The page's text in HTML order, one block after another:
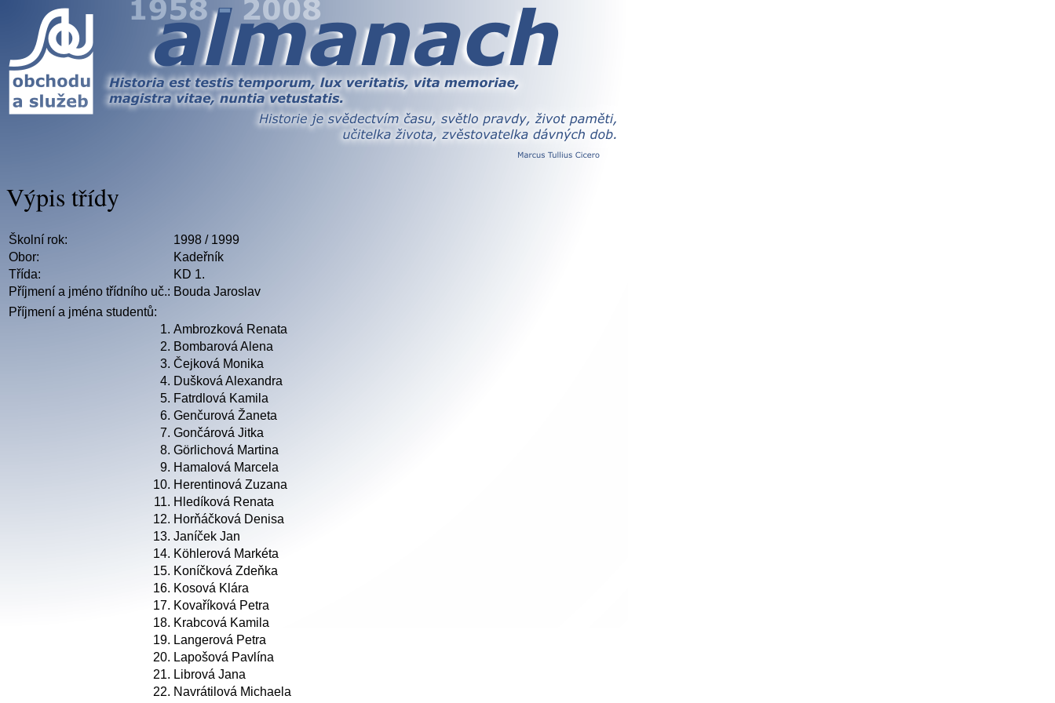
Výpis třídy
Školní rok:
1998 / 1999
Obor:
Kadeřník
Třída:
KD 1.
Příjmení a jméno třídního uč.: Bouda Jaroslav
Příjmení a jména studentů:
1. Ambrozková Renata
2. Bombarová Alena
3. Čejková Monika
4. Dušková Alexandra
5. Fatrdlová Kamila
6. Genčurová Žaneta
7. Gončárová Jitka
8. Görlichová Martina
9. Hamalová Marcela
10. Herentinová Zuzana
11. Hledíková Renata
12. Horňáčková Denisa
13. Janíček Jan
14. Köhlerová Markéta
15. Koníčková Zdeňka
16. Kosová Klára
17. Kovaříková Petra
18. Krabcová Kamila
19. Langerová Petra
20. Lapošová Pavlína
21. Librová Jana
22. Navrátilová Michaela